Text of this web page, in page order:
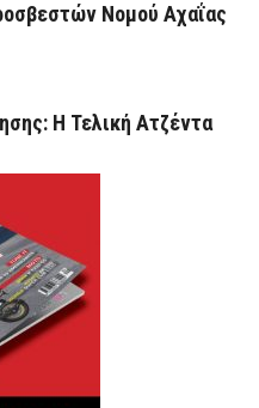
Νομού Αχαΐας
Η Τελική Ατζέντα